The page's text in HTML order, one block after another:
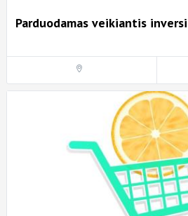
Parduodamas veikiantis